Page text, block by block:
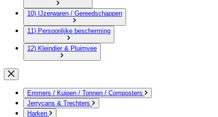
10) IJzerwaren / Gereedschappen
11) Persoonlijke bescherming
12) Kleindier & Pluimvee
Emmers / Kuipen / Tonnen / Composters
Jerrycans & Trechters
Harken